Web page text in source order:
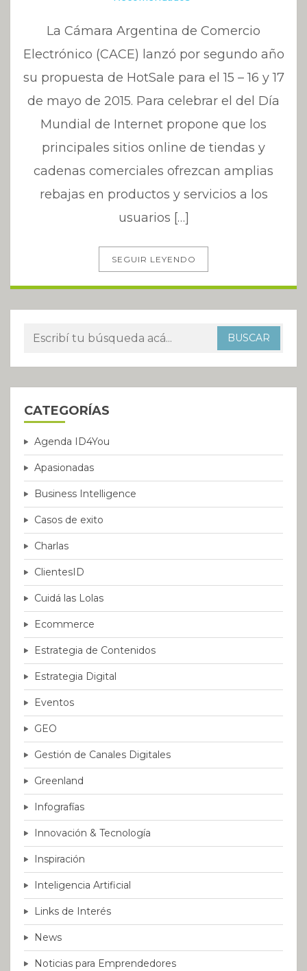
La Cámara Argentina de Comercio
Electrónico (CACE) lanzó por segundo año
su propuesta de HotSale para el 15 – 16 y 17
de mayo de 2015. Para celebrar el del Día
Mundial de Internet propone que los
principales sitios online de tiendas y
cadenas comerciales ofrezcan amplias
rebajas en productos y servicios a los
usuarios […]
SEGUIR LEYENDO
CATEGORÍAS
Agenda ID4You
Apasionadas
Business Intelligence
Casos de exito
Charlas
ClientesID
Cuidá las Lolas
Ecommerce
Estrategia de Contenidos
Estrategia Digital
Eventos
GEO
Gestión de Canales Digitales
Greenland
Infografías
Innovación & Tecnología
Inspiración
Inteligencia Artificial
Links de Interés
News
Noticias para Emprendedores